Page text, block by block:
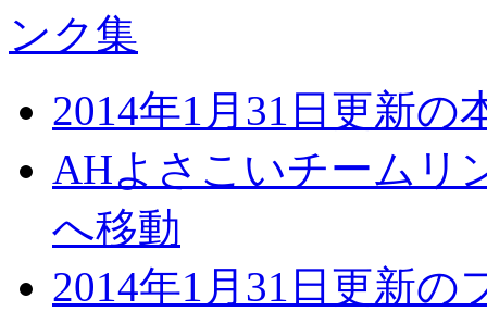
2014年1月31日更新の
AHよさこいチームリ
へ移動
2014年1月31日更新の